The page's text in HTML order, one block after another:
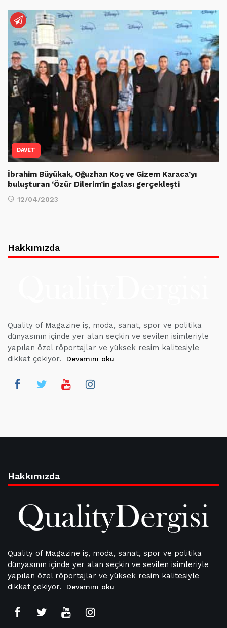
DAVET
İbrahim Büyükak, Oğuzhan Koç ve Gizem Karaca’yı
buluşturan ‘Özür Dilerim’in galası gerçekleşti
12/04/2023
Hakkımızda
Quality of Magazine iş, moda, sanat, spor ve politika
dünyasının içinde yer alan seçkin ve sevilen isimleriyle
yapılan özel röportajlar ve yüksek resim kalitesiyle
dikkat çekiyor.
Devamını oku
Hakkımızda
Quality of Magazine iş, moda, sanat, spor ve politika
dünyasının içinde yer alan seçkin ve sevilen isimleriyle
yapılan özel röportajlar ve yüksek resim kalitesiyle
dikkat çekiyor.
Devamını oku